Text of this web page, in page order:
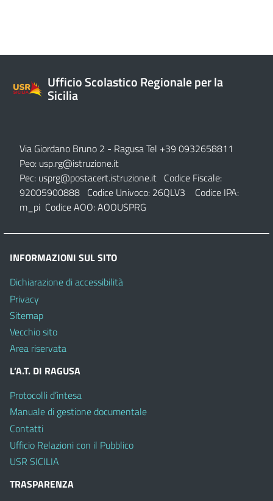
Ufficio Scolastico Regionale per la
Sicilia
Via Giordano Bruno 2 - Ragusa Tel +39 0932658811
Peo: usp.rg@istruzione.it
Pec: usprg@postacert.istruzione.it Codice Fiscale:
92005900888 Codice Univoco: 26QLV3 Codice IPA:
m_pi Codice AOO: AOOUSPRG
INFORMAZIONI SUL SITO
Dichiarazione di accessibilità
Privacy
Sitemap
Vecchio sito
Area riservata
L’A.T. DI RAGUSA
Protocolli d’intesa
Manuale di gestione documentale
Contatti
Ufficio Relazioni con il Pubblico
USR SICILIA
TRASPARENZA